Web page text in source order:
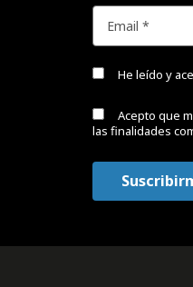
He leído y
Acepto que
las finalidades